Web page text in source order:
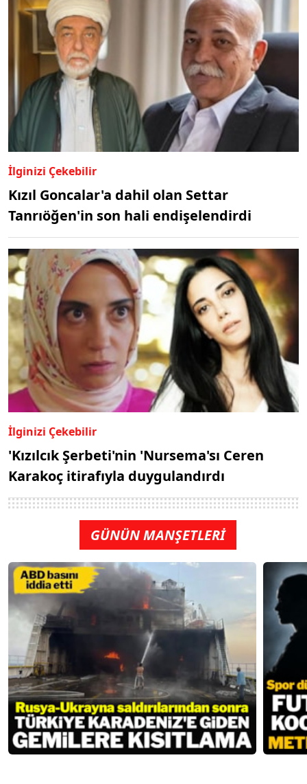
İlginizi Çekebilir
Kızıl Goncalar'a dahil olan Settar
Tanrıöğen'in son hali endişelendirdi
İlginizi Çekebilir
'Kızılcık Şerbeti'nin 'Nursema'sı Ceren
Karakoç itirafıyla duygulandırdı
GÜNÜN MANŞETLERİ